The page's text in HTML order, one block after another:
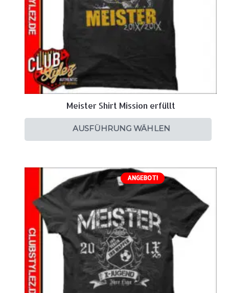
Meister Shirt Mission erfüllt
AUSFÜHRUNG WÄHLEN
ANGEBOT!